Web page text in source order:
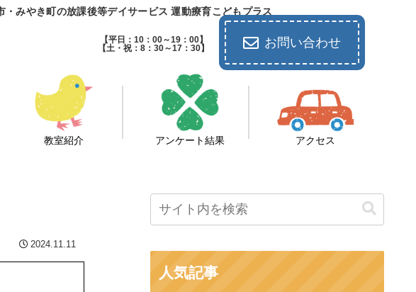
みやき町の放課後等デイサービス 運動療育こどもプラス
【平日：10：00～19：00】
【土・祝：8：30～17：30】
お問い合わせ
教室紹介 アンケート結果 アクセス
2024.11.11
人気記事